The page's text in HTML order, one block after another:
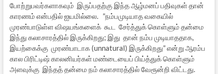
போற்றுபவர்களாகவும் இருப்பதற்கு இந்த ஆழ்மனப் பதிவுகள் தான்
காரணம் என்பதில் ஐயமில்லை. ”நம்பமுடியாத வகையில்
முரண்பாடுள்ள விஷயங்களைக் கூட சேர்த்துக் கொள்ளும் தன்மை
இந்து கலாசாரத்தில் இருக்கிறது; இது தான் நம்ப முடியாததாக,
இயற்கைக்கு முரண்பாடாக (unnatural) இருக்கிறது” என்று ஆரம்ப
கால பிரிட்டிஷ் காலனியர்கள் மண்டையைப் பிய்த்துக் கொள்ளும்
அளவுக்கு இந்தத் தன்மை நம் கலாசாரத்தில் வேரூன்றி விட்டது.